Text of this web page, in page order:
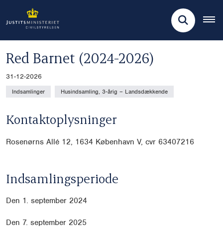
Red Barnet (2024-2026)
31-12-2026
Indsamlinger Husindsamling, 3-årig – Landsdækkende
Kontaktoplysninger
Rosenørns Allé 12, 1634 København V, cvr 63407216
Indsamlingsperiode
Den 1. september 2024
Den 7. september 2025